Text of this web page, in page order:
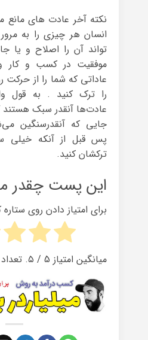
نکته آخر عادت های
انسان هر چیزی را به
تواند آن را اصلاح و یا
موفقیت در کسب و کار و
عاداتی که شما را از حرکت
را ترک کنید . به قول
عادت‌ها آنقدر سبک
جایی که آنقدرسنگین
پس قبل از آنکه خیلی
ترکشان کنید.
این پست چقدر
برای امتیاز دادن روی
میانگین امتیاز 5/ ۵. تعداد آرا: